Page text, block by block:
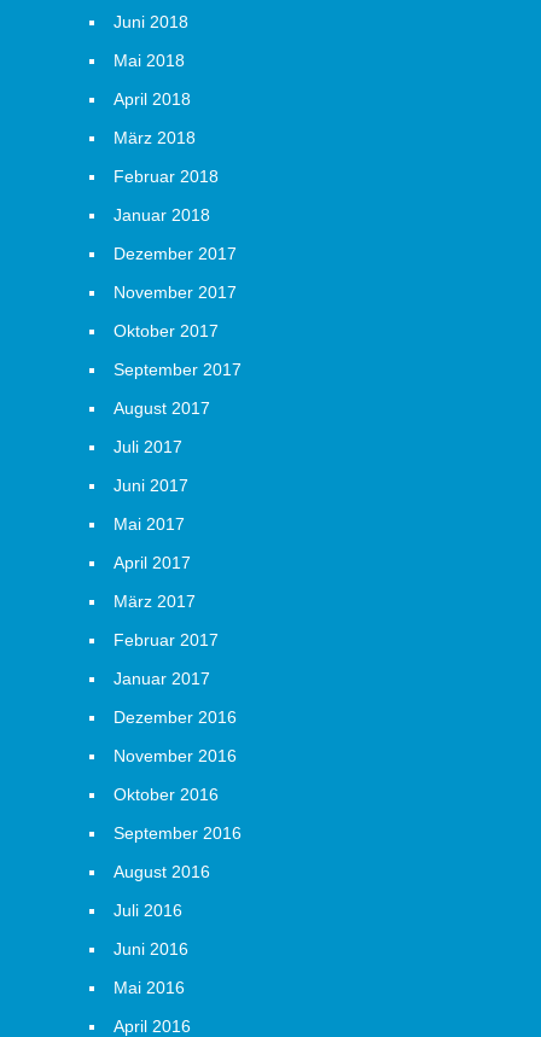
Juni 2018
Mai 2018
April 2018
März 2018
Februar 2018
Januar 2018
Dezember 2017
November 2017
Oktober 2017
September 2017
August 2017
Juli 2017
Juni 2017
Mai 2017
April 2017
März 2017
Februar 2017
Januar 2017
Dezember 2016
November 2016
Oktober 2016
September 2016
August 2016
Juli 2016
Juni 2016
Mai 2016
April 2016